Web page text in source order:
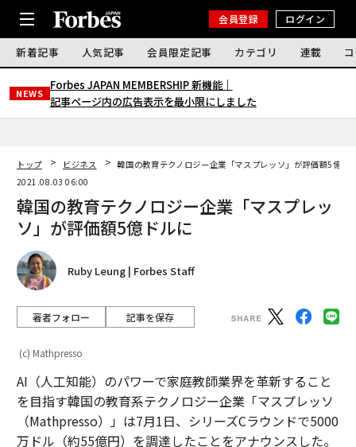
会員登録 ログイン
新着記事 人気記事 会員限定記事 カテゴリ 連載
NEWS
Forbes JAPAN MEMBERSHIP 新機能｜
記事ページ内の広告表示を最小限にしました
トップ ビジネス
韓国の教育テクノロジー企業「マスプレッソ」が評価額5億ド
2021.08.03 06:00
韓国の教育テクノロジー企業「マスプレッ
ソ」が評価額5億ドルに
Ruby Leung | Forbes Staff
著者フォロー 記事を保存
(c) Mathpresso
AI（人工知能）のパワーで家庭教師業界を革新すること
を目指す韓国の教育系テクノロジー企業「マスプレッソ
（Mathpresso）」は7月1日、シリーズCラウンドで5000
万ドル（約55億円）を調達したことをアナウンスした。